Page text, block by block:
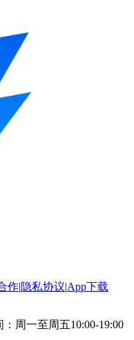
作|隐私协议|App下载
：周一至周五10:00-19:00